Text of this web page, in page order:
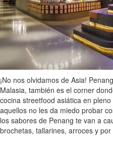
¡No nos olvidamos de Asia!
Malasia, también es el corner
cocina streetfood asiática en
aquellos no les da miedo probar
los sabores de Penang te van a
brochetas, tallarines, arroces y